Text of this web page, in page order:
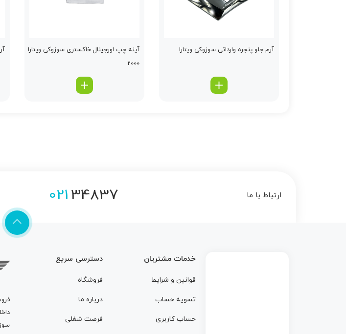
آرم جلو پنجره وارداتی سوزوکی ویتارا
آینه چپ اورجینال خاكستری سوزوکی ویتارا
2000
ارتباط با ما 02134837
خدمات مشتریان
قوانین و شرایط
تسویه حساب
حساب کاربری
دسترسی سریع
فروشگاه
درباره ما
فرصت شغلی